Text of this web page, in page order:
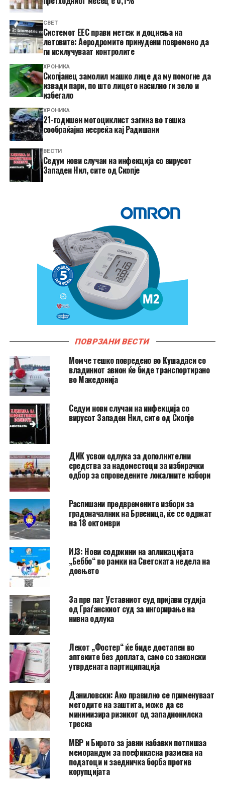
СВЕТ
Системот ЕЕС прави метеж и доцнења на
летовите: Аеродромите принудени повремено да
ги исклучуваат контролите
ХРОНИКА
Скопјанец замолил машко лице да му помогне да
извади пари, по што лицето насилно ги зело и
избегало
ХРОНИКА
21-годишен мотоциклист загина во тешка
сообраќајна несреќа кај Радишани
ВЕСТИ
Седум нови случаи на инфекција со вирусот
Западен Нил, сите од Скопје
ПОВРЗАНИ ВЕСТИ
Момче тешко повредено во Кушадаси со
владиниот авион ќе биде транспортирано
во Македонија
Седум нови случаи на инфекција со
вирусот Западен Нил, сите од Скопје
ДИК усвои одлука за дополнителни
средства за надоместоци за избирачки
одбор за спроведените локалните избори
Распишани предвремените избори за
градоначалник на Брвеница, ќе се одржат
на 18 октомври
ИЈЗ: Нови содржини на апликацијата
„Беббо“ во рамки на Светската недела на
доењето
За прв пат Уставниот суд пријави судија
од Граѓанскиот суд за ингорирање на
нивна одлука
Лекот „Фостер“ ќе биде достапен во
аптеките без доплата, само со законски
утврдената партиципација
Даниловски: Ако правилно се применуваат
методите на заштита, може да се
минимизира ризикот од западнонилска
треска
МВР и Бирото за јавни набавки потпишаа
меморандум за поефикасна размена на
податоци и заедничка борба против
корупцијата